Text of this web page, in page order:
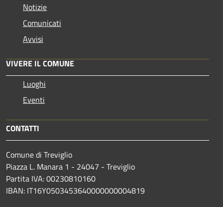
Notizie
Comunicati
Avvisi
VIVERE IL COMUNE
Luoghi
Eventi
CONTATTI
Comune di Treviglio
Piazza L. Manara 1 - 24047 - Treviglio
Partita IVA: 00230810160
IBAN: IT16Y0503453640000000004819